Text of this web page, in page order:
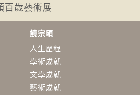
百歲藝術展
饒宗頤
人生歷程
學術成就
文學成就
藝術成就